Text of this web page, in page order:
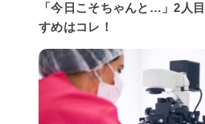
「今日こそちゃんと…」2人
すめはコレ！